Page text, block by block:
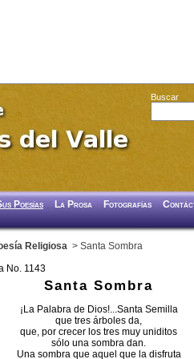
Poesías La Prosa Fotografías
Buscar
Religiosa > Santa Sombra
No. 1143
Santa Sombra
¡La Palabra de Dios!...Santa Semilla
que tres árboles da,
que, por crecer los tres muy uniditos
sólo una sombra dan.
Una sombra que aquel que la disfruta